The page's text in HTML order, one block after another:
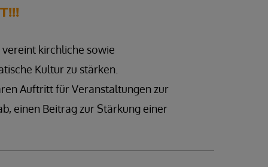
kirchliche sowie
Kultur zu stärken.
Auftritt für Veranstaltungen zur
einen Beitrag zur Stärkung einer